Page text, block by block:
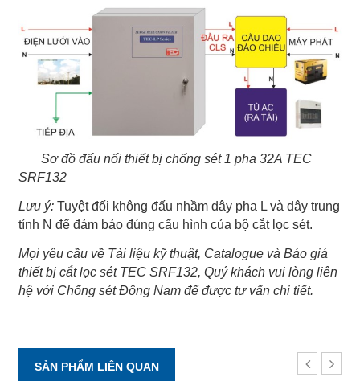
Sơ đồ đấu nối thiết bị chống sét 1 pha 32A TEC
SRF132
Lưu ý: Tuyệt đối không đấu nhầm dây pha L và dây trung
tính N để đảm bảo đúng cấu hình của bộ cắt lọc sét.
Mọi yêu cầu về Tài liệu kỹ thuật, Catalogue và Báo giá
thiết bị cắt lọc sét TEC SRF132, Quý khách vui lòng liên
hệ với Chống sét Đông Nam để được tư vấn chi tiết.
SẢN PHẨM LIÊN QUAN